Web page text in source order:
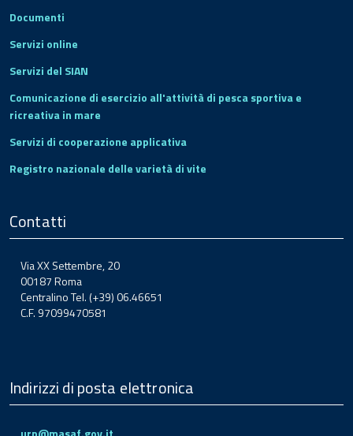
Documenti
Servizi online
Servizi del SIAN
Comunicazione di esercizio all'attività di pesca sportiva e
ricreativa in mare
Servizi di cooperazione applicativa
Registro nazionale delle varietà di vite
Contatti
Via XX Settembre, 20
00187 Roma
Centralino Tel. (+39) 06.46651
C.F. 97099470581
Indirizzi di posta elettronica